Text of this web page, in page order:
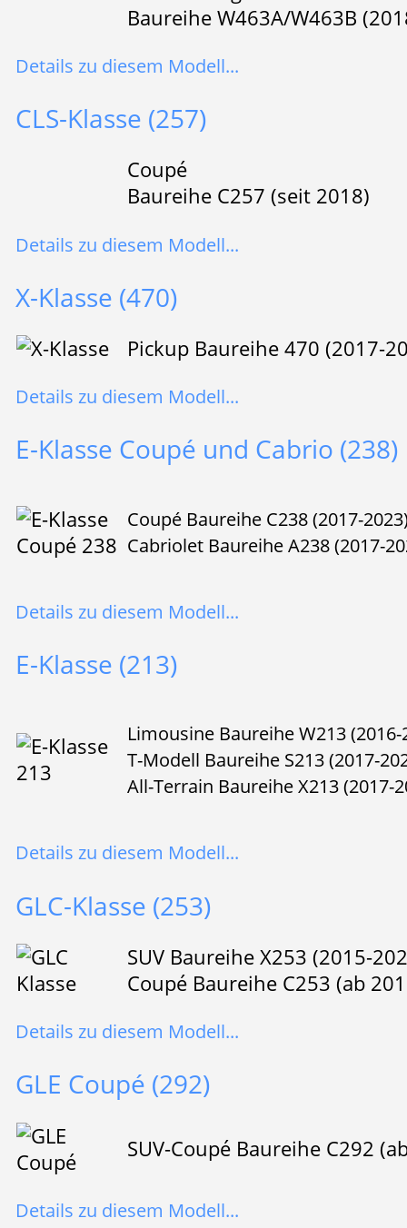
Baureihe W463A/W463B
Details zu diesem Modell...
CLS-Klasse (257)
Coupé
Baureihe C257 (seit 2018)
Details zu diesem Modell...
X-Klasse (470)
Pickup Baureihe 470 (2017-
Details zu diesem Modell...
E-Klasse Coupé und Cabrio (238)
Coupé Baureihe C238 (2017-
Cabriolet Baureihe A238 (2017-
Details zu diesem Modell...
E-Klasse (213)
Limousine Baureihe W213 (2016-
T-Modell Baureihe S213 (2017-
All-Terrain Baureihe X213 (2017-
Details zu diesem Modell...
GLC-Klasse (253)
SUV Baureihe X253 (2015-
Coupé Baureihe C253 (ab
Details zu diesem Modell...
GLE Coupé (292)
SUV-Coupé Baureihe C292
Details zu diesem Modell...